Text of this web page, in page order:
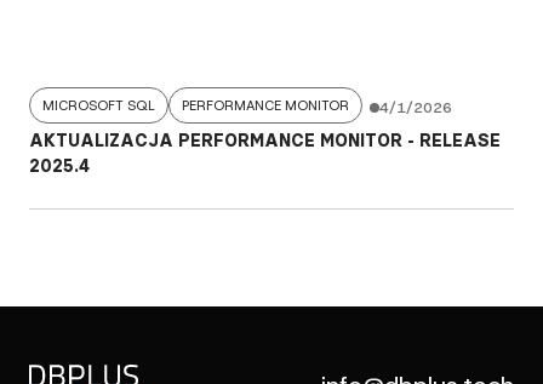
MICROSOFT SQL PERFORMANCE MONITOR 4/1/2026
AKTUALIZACJA PERFORMANCE MONITOR - RELEASE
2025.4